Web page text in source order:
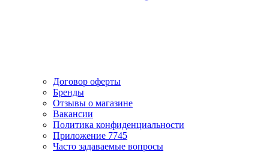
Договор оферты
Бренды
Отзывы о магазине
Вакансии
Политика конфиденциальности
Приложение 7745
Часто задаваемые вопросы